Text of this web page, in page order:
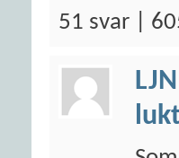
51 svar |
LJN